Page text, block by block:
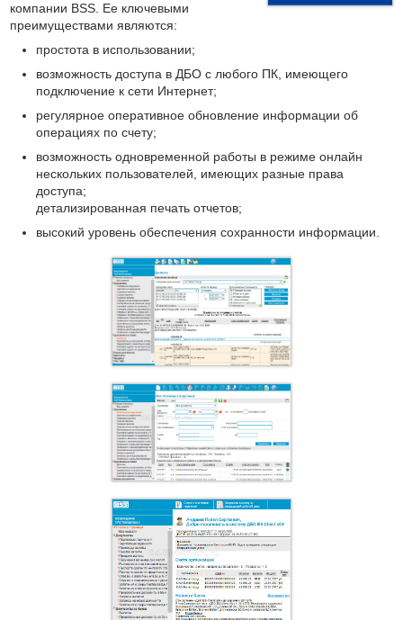
компании BSS. Ее ключевыми
преимуществами являются:
простота в использовании;
возможность доступа в ДБО с любого ПК, имеющего
подключение к сети Интернет;
регулярное оперативное обновление информации об
операциях по счету;
возможность одновременной работы в режиме онлайн
нескольких пользователей, имеющих разные права
доступа;
детализированная печать отчетов;
высокий уровень обеспечения сохранности информации.